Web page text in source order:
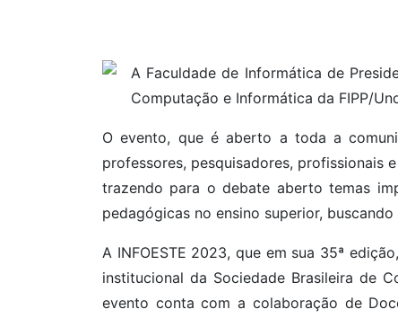
A Faculdade de Informática de
Computação e Informática da FIPP/
O evento, que é aberto a toda a
professores, pesquisadores, profissionais
trazendo para o debate aberto temas
pedagógicas no ensino superior,
A INFOESTE 2023, que em sua 35ª
institucional da Sociedade Brasileira de
evento conta com a colaboração de